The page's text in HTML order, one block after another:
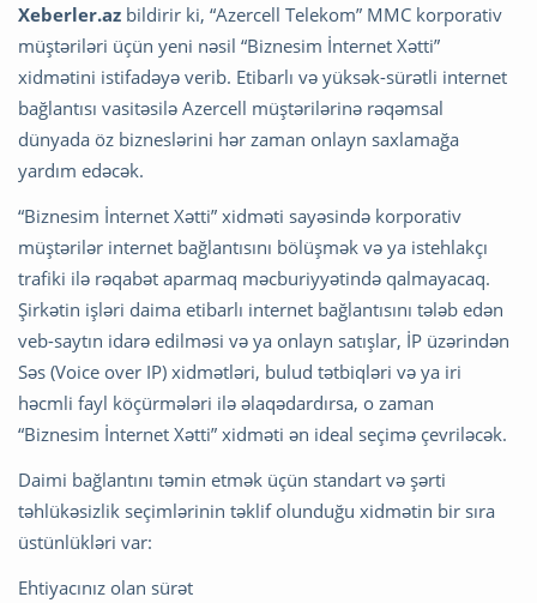
Xeberler.az bildirir ki, “Azercell Telekom” MMC korporativ
müştəriləri üçün yeni nəsil “Biznesim İnternet Xətti”
xidmətini istifadəyə verib. Etibarlı və yüksək-sürətli internet
bağlantısı vasitəsilə Azercell müştərilərinə rəqəmsal
dünyada öz bizneslərini hər zaman onlayn saxlamağa
yardım edəcək.
“Biznesim İnternet Xətti” xidməti sayəsində korporativ
müştərilər internet bağlantısını bölüşmək və ya istehlakçı
trafiki ilə rəqabət aparmaq məcburiyyətində qalmayacaq.
Şirkətin işləri daima etibarlı internet bağlantısını tələb edən
veb-saytın idarə edilməsi və ya onlayn satışlar, İP üzərindən
Səs (Voice over IP) xidmətləri, bulud tətbiqləri və ya iri
həcmli fayl köçürmələri ilə əlaqədardırsa, o zaman
“Biznesim İnternet Xətti” xidməti ən ideal seçimə çevriləcək.
Daimi bağlantını təmin etmək üçün standart və şərti
təhlükəsizlik seçimlərinin təklif olunduğu xidmətin bir sıra
üstünlükləri var:
Ehtiyacınız olan sürət